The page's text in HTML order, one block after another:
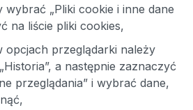
wybrać „Pliki cookie i inne dane
na liście pliki cookies,
opcjach przeglądarki należy
a następnie zaznaczyć
przeglądania” i wybrać dane,